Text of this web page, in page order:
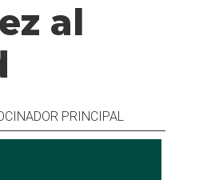
al
PRINCIPAL